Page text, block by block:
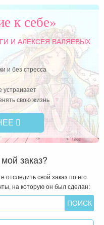
к себе»
И АЛЕКСЕЯ ВАЛЯЕВЫХ
и без стресса
устраивает
свою жизнь
заказ?
свой заказ по его
на которую он был сделан: